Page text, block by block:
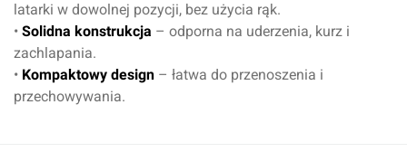
latarki w dowolnej pozycji, bez użycia rąk.
• Solidna konstrukcja – odporna na uderzenia, kurz i
zachlapania.
• Kompaktowy design – łatwa do przenoszenia i
przechowywania.
Przyznaj ocenę: